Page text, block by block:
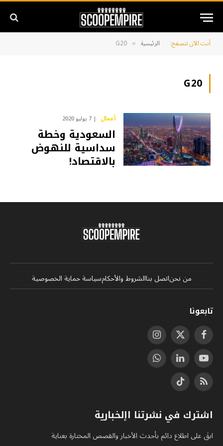
أنت الآن تتصفح: الرئيسية »
G20
G20
أعمال 7 يوليو 2020
السعودية وخطة
سداسية للنهوض
بالاقتصاد!
من نحناتصل بناالشروط والأحكامسياسة حماية الخصوصية
تابعونا
فيسبوكX
(Twitter)
الانستغرام
يوتيوب لينكدإنواتساب
RSS
تيكتوك
اشترك في نشرتنا اإلخبارية
ابقَ على اطلاع دائم بأحدث الأخبار والقصص المختارة بعناية